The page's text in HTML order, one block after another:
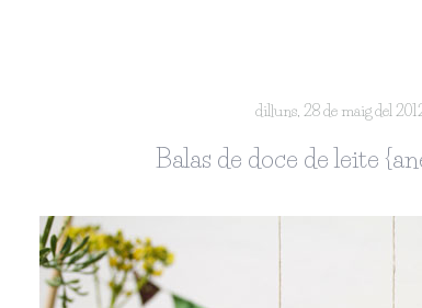
dilluns, 28 de maig del
Balas de doce de leite